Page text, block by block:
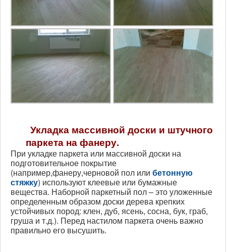
Укладка массивной доски и штучного
паркета на фанеру.
При укладке паркета или массивной доски на
подготовительное покрытие
(например,фанеру,черновой пол или бетонную
стяжку) используют клеевые или бумажные
вещества. Наборной паркетный пол – это уложенные
определенным образом доски дерева крепких
устойчивых пород: клен, дуб, ясень, сосна, бук, граб,
груша и т.д.). Перед настилом паркета очень важно
правильно его высушить.